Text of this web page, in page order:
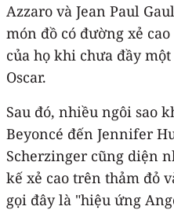
Azzaro và Jean Paul
món đồ có đường xẻ
của họ khi chưa đầy
Oscar.
Sau đó, nhiều ngôi sao
Beyoncé đến Jennifer
Scherzinger cũng diện
kế xẻ cao trên thảm đỏ
gọi đây là "hiệu ứng